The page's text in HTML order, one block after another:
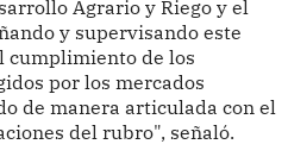
Agrario y Riego y el
y supervisando este
cumplimiento de los
por los mercados
de manera articulada con el
del rubro", señaló.